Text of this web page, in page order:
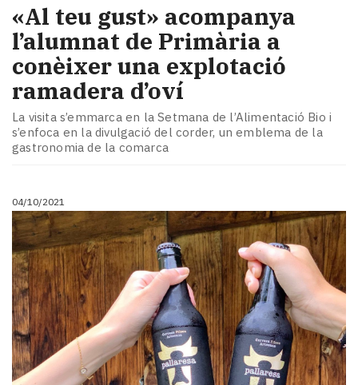
«Al teu gust» acompanya
l’alumnat de Primària a
conèixer una explotació
ramadera d’oví
La visita s’emmarca en la Setmana de l’Alimentació Bio i
s’enfoca en la divulgació del corder, un emblema de la
gastronomia de la comarca
04/10/2021